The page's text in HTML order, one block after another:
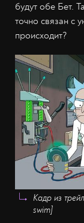
будут обе Бет.
точно связан с
происходит?
Кадр из
swim]